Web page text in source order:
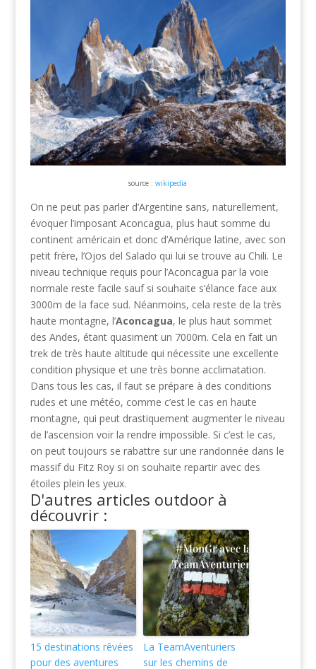
source :wikipedia
On ne peut pas parler d’Argentine sans, naturellement,
évoquer l’imposant Aconcagua, plus haut somme du
continent américain et donc d’Amérique latine, avec son
petit frère, l’Ojos del Salado qui lui se trouve au Chili. Le
niveau technique requis pour l’Aconcagua par la voie
normale reste facile sauf si souhaite s’élance face aux
3000m de la face sud. Néanmoins, cela reste de la très
haute montagne, l’Aconcagua, le plus haut sommet
des Andes, étant quasiment un 7000m. Cela en fait un
trek de très haute altitude qui nécessite une excellente
condition physique et une très bonne acclimatation.
Dans tous les cas, il faut se prépare à des conditions
rudes et une météo, comme c’est le cas en haute
montagne, qui peut drastiquement augmenter le niveau
de l’ascension voir la rendre impossible. Si c’est le cas,
on peut toujours se rabattre sur une randonnée dans le
massif du Fitz Roy si on souhaite repartir avec des
étoiles plein les yeux.
D'autres articles outdoor à
découvrir :
15 destinations rêvées
pour des aventures
La TeamAventuriers
sur les chemins de